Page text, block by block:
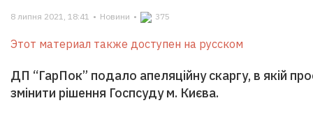
8 липня 2021, 18:41 • Новини • 375
Этот материал также доступен на русском
ДП “ГарПок” подало апеляційну скаргу, в якій
змінити рішення Госпсуду м. Києва.